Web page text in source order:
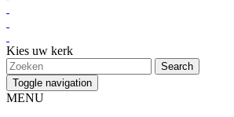
Kies uw kerk
Toggle navigation
MENU